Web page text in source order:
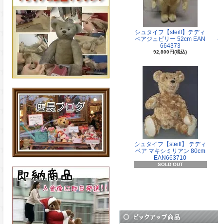
シュタイフ【steiff】テディ
ベアジュビリー 52cm EAN
664373
92,800円(税込)
シュタイフ【steiff】 テディ
ベア マキシミリアン 80cm
EAN663710
SOLD OUT